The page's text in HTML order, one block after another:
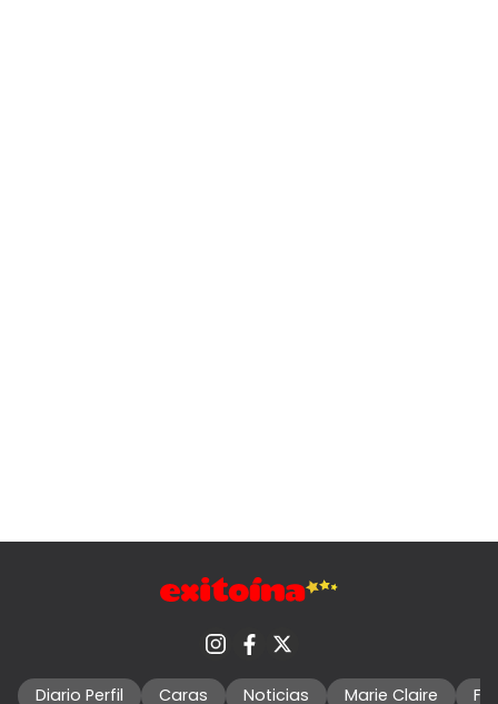
Diario Perfil Caras Noticias Marie Claire